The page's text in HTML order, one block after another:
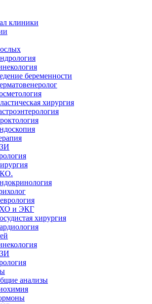
клиники
беременности
хирургия
и ЭКГ
хирургия
анализы